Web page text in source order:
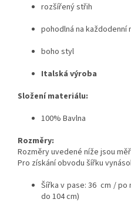
rozšířený střih
pohodlná na každodenní
boho styl
Italská výroba
Složení materiálu:
100% Bavlna
Rozměry:
Rozměry uvedené níže jsou
Pro získání obvodu šířku
Šířka v pase: 36 cm / po
do 104 cm)